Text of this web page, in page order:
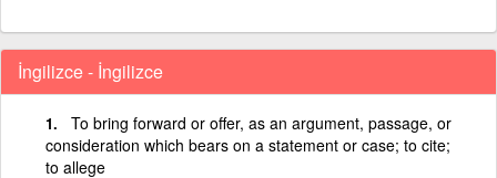
İngilizce - İngilizce
To bring forward or offer, as an argument, passage, or
consideration which bears on a statement or case; to cite;
to allege